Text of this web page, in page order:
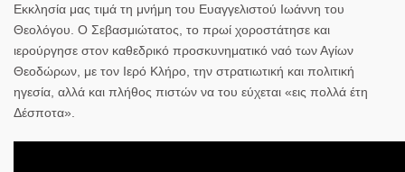
Εκκλησία μας τιμά τη μνήμη του Ευαγγελιστού Ιωάννη του
Θεολόγου. Ο Σεβασμιώτατος, το πρωί χοροστάτησε και
ιερούργησε στον καθεδρικό προσκυνηματικό ναό των Αγίων
Θεοδώρων, με τον Ιερό Κλήρο, την στρατιωτική και πολιτική
ηγεσία, αλλά και πλήθος πιστών να του εύχεται «εις πολλά έτη
Δέσποτα».